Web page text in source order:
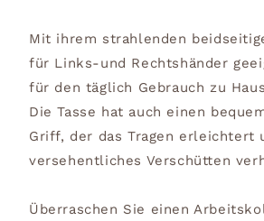
Mit ihrem strahlenden
für Links-und Rechtshänder
für den täglich Gebrauch zu
Die Tasse hat auch einen
Griff, der das Tragen erleichtert
versehentliches Verschütten
Überraschen Sie einen